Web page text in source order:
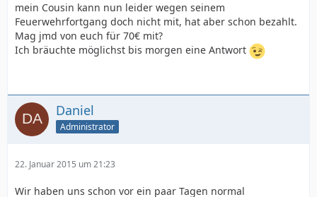
mein Cousin kann nun leider wegen seinem
Feuerwehrfortgang doch nicht mit, hat aber schon bezahlt.
Mag jmd von euch für 70€ mit?
Ich bräuchte möglichst bis morgen eine Antwort
Daniel
Administrator
22. Januar 2015 um 21:23
Wir haben uns schon vor ein paar Tagen normal